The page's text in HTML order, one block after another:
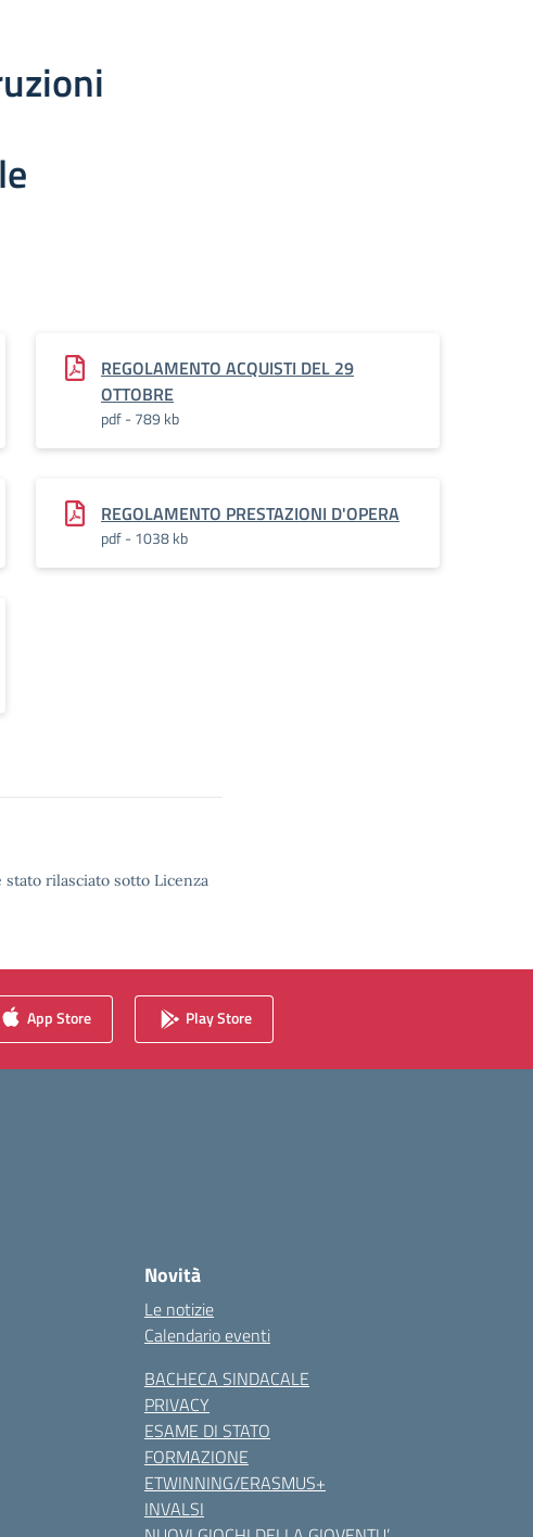
REGOLAMENTO ACQUISTI DEL 29
OTTOBRE
pdf - 789 kb
REGOLAMENTO PRESTAZIONI D'OPERA
pdf - 1038 kb
rilasciato sotto Licenza
App Store Play Store
Novità
Le notizie
Calendario eventi
BACHECA SINDACALE
PRIVACY
ESAME DI STATO
FORMAZIONE
ETWINNING/ERASMUS+
INVALSI